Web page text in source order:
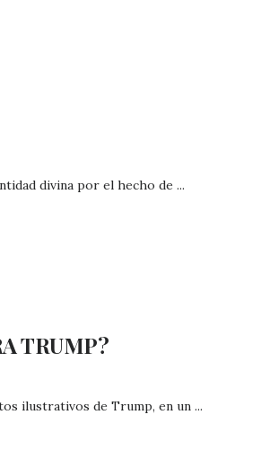
divina por el hecho de ...
TRUMP?
ilustrativos de Trump, en un ...